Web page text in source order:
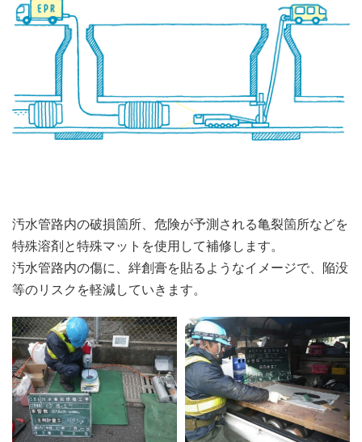
汚水管路内の破損箇所、危険が予測される亀裂箇所などを
特殊溶剤と特殊マットを使用して補修します。
汚水管路内の傷に、絆創膏を貼るようなイメージで、陥没
等のリスクを軽減していきます。